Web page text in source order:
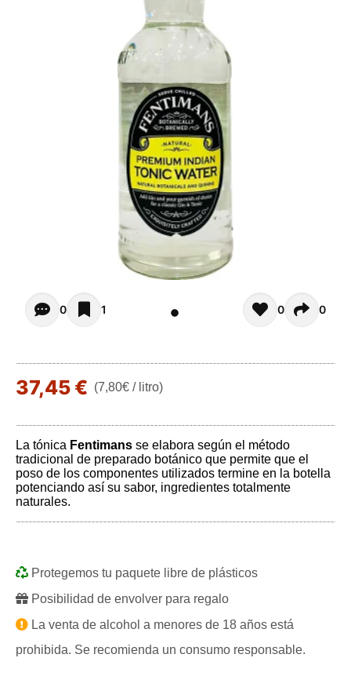
Opiniones de clientes - Actualmente no hay
0 1 0 0
37,45 € (7,80€ / litro)
La tónica Fentimans se elabora según el método
tradicional de preparado botánico que permite que el
poso de los componentes utilizados termine en la botella
potenciando así su sabor, ingredientes totalmente
naturales.
Protegemos tu paquete libre de plásticos
Posibilidad de envolver para regalo
La venta de alcohol a menores de 18 años está
prohibida. Se recomienda un consumo responsable.